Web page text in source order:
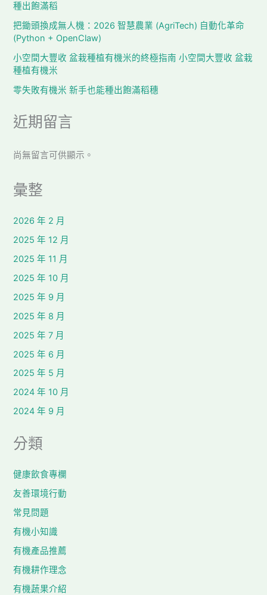
種出飽滿稻
把鋤頭換成無人機：2026 智慧農業 (AgriTech) 自動化革命
(Python + OpenClaw)
小空間大豐收 盆栽種植有機米的終極指南 小空間大豐收 盆栽
種植有機米
零失敗有機米 新手也能種出飽滿稻穗
近期留言
尚無留言可供顯示。
彙整
2026 年 2 月
2025 年 12 月
2025 年 11 月
2025 年 10 月
2025 年 9 月
2025 年 8 月
2025 年 7 月
2025 年 6 月
2025 年 5 月
2024 年 10 月
2024 年 9 月
分類
健康飲食專欄
友善環境行動
常見問題
有機小知識
有機產品推薦
有機耕作理念
有機蔬果介紹